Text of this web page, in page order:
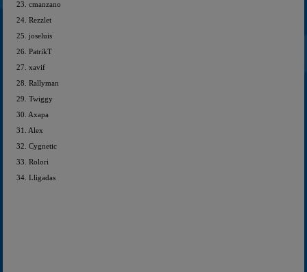
23. cmanzano
24. Rezzlet
25. joseluis
26. PatrikT
27. xavif
28. Rallyman
29. Twiggy
30. Axapa
31. Alex
32. Cygnetic
33. Rolori
34. Lligadas